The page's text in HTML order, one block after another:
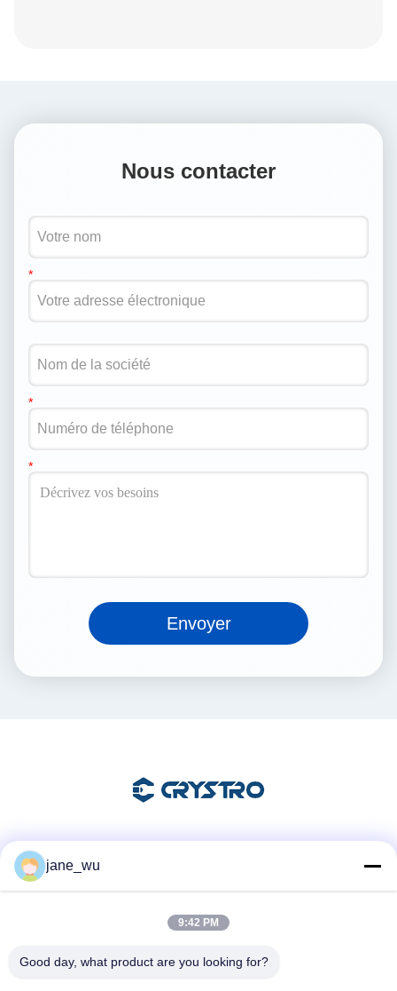
Nous contacter
Envoyer
jane_wu
9:42 PM
Good day, what product are you looking for?